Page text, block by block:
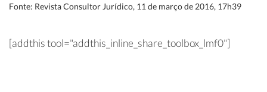
Fonte: Revista Consultor Jurídico, 11 de março de 2016, 17h39
[addthis tool="addthis_inline_share_toolbox_lmf0"]